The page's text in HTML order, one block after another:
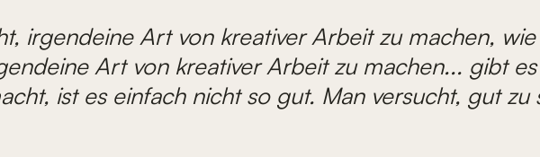
irgendeine Art von kreativer Arbeit zu machen,
Art von kreativer Arbeit zu machen... gibt
ist es einfach nicht so gut. Man versucht, gut zu